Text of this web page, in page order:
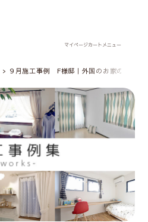
９月施工事例 F様邸｜外国のお家のような